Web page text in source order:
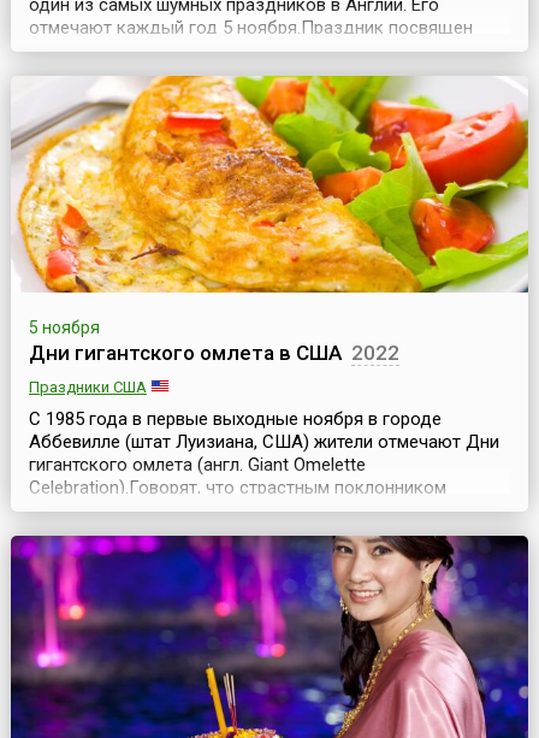
один из самых шумных праздников в Англии. Его
отмечают каждый год 5 ноября.Праздник посвящен
одному историческому событию, произошедшему 5
ноября 1605 года, когда злоумышленниками был
спланирован заговор против короля Якова I и членов
Парламента. Католики возлагали большие надежды на
коро...
5 ноября
Дни гигантского омлета в США 2022
Праздники США
С 1985 года в первые выходные ноября в городе
Аббевилле (штат Луизиана, США) жители отмечают Дни
гигантского омлета (англ. Giant Omelette
Celebration).Говорят, что страстным поклонником
омлета был сам Наполеон Бонапарт. По легенде, как-то
раз Наполеон с товарищами остановился на ночлег в
местечке Бессьер, где его и угостили местным
лакомством под названием «курочкин дар».Распробовав
«дар»,...